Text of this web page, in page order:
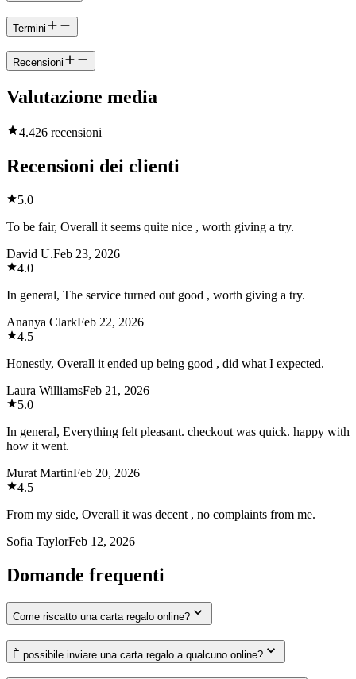
Termini
Recensioni
Valutazione media
4.426 recensioni
Recensioni dei clienti
5.0
To be fair, Overall it seems quite nice , worth giving a try.
David U.Feb 23, 2026
4.0
In general, The service turned out good , worth giving a try.
Ananya ClarkFeb 22, 2026
4.5
Honestly, Overall it ended up being good , did what I expected.
Laura WilliamsFeb 21, 2026
5.0
In general, Everything felt pleasant. checkout was quick. happy with
how it went.
Murat MartinFeb 20, 2026
4.5
From my side, Overall it was decent , no complaints from me.
Sofia TaylorFeb 12, 2026
Domande frequenti
Come riscatto una carta regalo online?
È possibile inviare una carta regalo a qualcuno online?